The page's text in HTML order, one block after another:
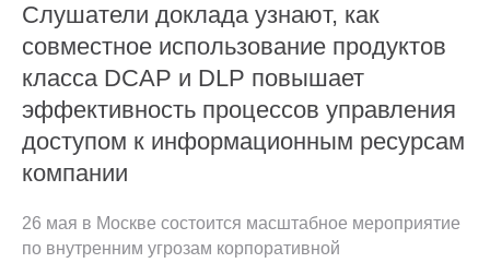
Слушатели доклада узнают, как
совместное использование продуктов
класса DCAP и DLP повышает
эффективность процессов управления
доступом к информационным ресурсам
компании
26 мая в Москве состоится масштабное мероприятие
по внутренним угрозам корпоративной